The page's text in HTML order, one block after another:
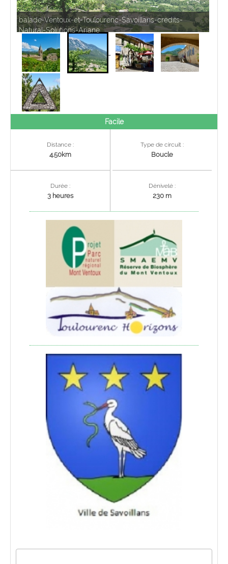
balade-Ventoux-et-Toulourenc-Savoillans-credits-
Natural-Solutions-Ariane
Facile
Distance :
4.50km
Type de circuit :
Boucle
Durée :
3 heures
Dénivelé :
230 m